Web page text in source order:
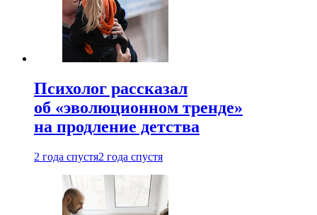
Психолог рассказал
об «эволюционном тренде»
на продление детства
2 года спустя2 года спустя